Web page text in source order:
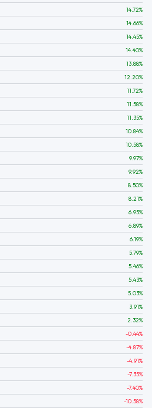
14.72%
14.66%
14.45%
14.40%
13.88%
12.20%
11.72%
11.58%
11.35%
10.84%
10.58%
9.97%
9.92%
8.50%
8.21%
6.95%
6.89%
6.19%
5.79%
5.46%
5.43%
5.03%
3.91%
2.32%
-0.44%
-4.87%
-4.91%
-7.35%
-7.40%
-10.58%